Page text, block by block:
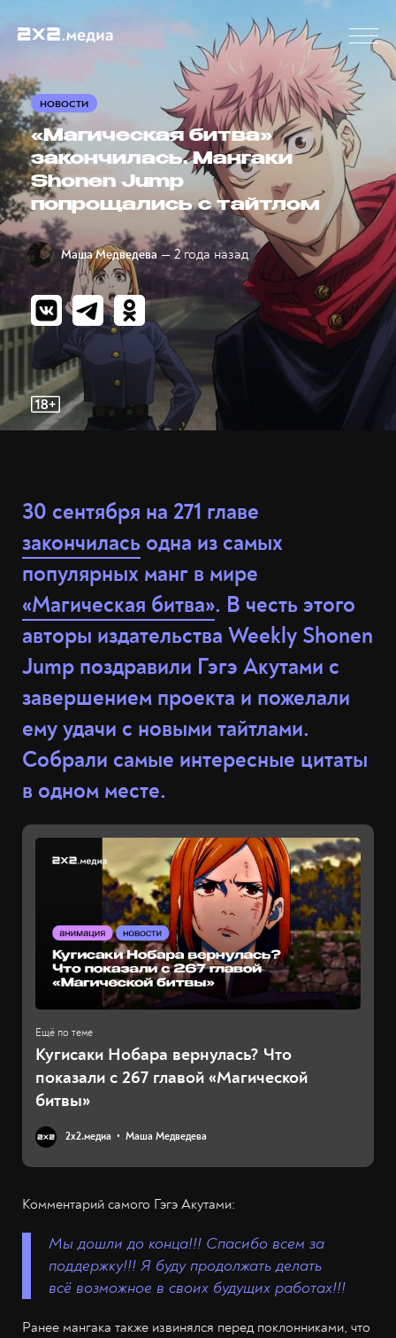
НОВОСТИ
«Магическая битва»
закончилась. Мангаки
Shonen Jump
попрощались с тайтлом
Маша Медведева — 2 года назад
30 сентября на 271 главе
закончилась одна из самых
популярных манг в мире
«Магическая битва». В честь этого
авторы издательства Weekly Shonen
Jump поздравили Гэгэ Акутами с
завершением проекта и пожелали
ему удачи с новыми тайтлами.
Собрали самые интересные цитаты
в одном месте.
Кугисаки Нобара вернулась? Что
показали с 267 главой «Магической
битвы»
2х2.медиа Маша Медведева
Комментарий самого Гэгэ Акутами:
Мы дошли до конца!!! Спасибо всем за
поддержку!!! Я буду продолжать делать
всё возможное в своих будущих работах!!!
Ранее мангака также извинялся перед поклонниками, что